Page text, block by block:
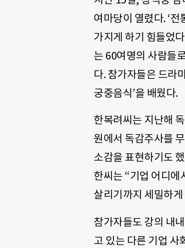
여마당이 열렸다. ‘
가지게 하기 힘들었
는 60여명의 사람들
다. 참가자들은 드라
궁중음식’을 배웠다.
한복려씨는 지난해
원에서 독감주사를
소감을 표현하기도
한씨는 “기업 어디에
살리기까지 세밀하
참가자들도 강의 내
고 있는 다른 기업 사